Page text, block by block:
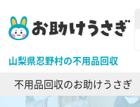
山梨県忍野村の不用品回収
不用品回収のお助けうさぎ